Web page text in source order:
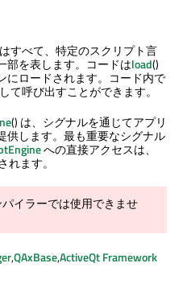
すべて、特定のスクリプト言
部を表します。コードはload()
にロードされます。コード内で
て呼び出すことができます。
() は、シグナルを通じてアプリ
供します。最も重要なシグナル
への直接アクセスは、
れます。
イラーでは使用できませ
,QAxBase,ActiveQt Framework